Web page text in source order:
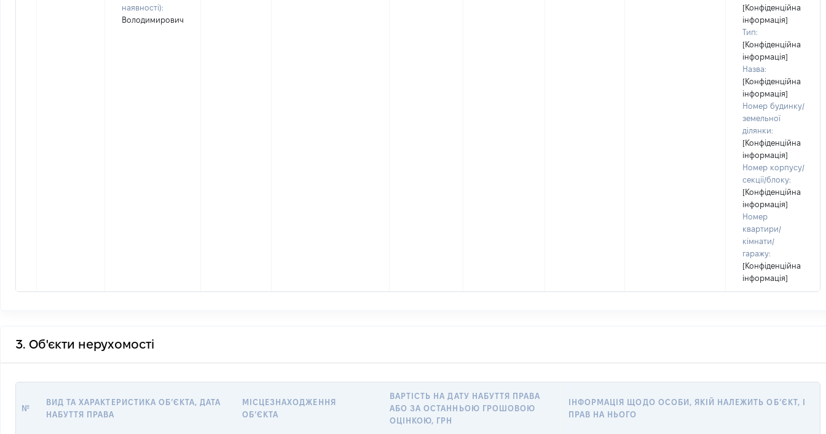
наявності):
Володимирович
[Конфіденційна
інформація]
Тип:
[Конфіденційна
інформація]
Назва:
[Конфіденційна
інформація]
Номер будинку/
земельної
ділянки:
[Конфіденційна
інформація]
Номер корпусу/
секції/блоку:
[Конфіденційна
інформація]
Номер
квартири/
кімнати/
гаражу:
[Конфіденційна
інформація]
3. Об'єкти нерухомості
№
ВИД ТА ХАРАКТЕРИСТИКА ОБʼЄКТА, ДАТА
НАБУТТЯ ПРАВА
МІСЦЕЗНАХОДЖЕННЯ
ОБʼЄКТА
ВАРТІСТЬ НА ДАТУ НАБУТТЯ ПРАВА
АБО ЗА ОСТАННЬОЮ ГРОШОВОЮ
ОЦІНКОЮ, ГРН
ІНФОРМАЦІЯ ЩОДО ОСОБИ, ЯКІЙ НАЛЕЖИТЬ ОБ’ЄКТ, І
ПРАВ НА НЬОГО